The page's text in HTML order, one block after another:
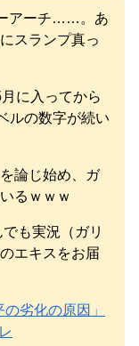
行くんやが何が
→まさかの結末
営会社の株式を
【窪田康志】
営会社の株式を
【窪田康志】
アーチ……。あ
スランプ真っ
に入ってから
ルの数字が続い
を論じ始め、ガ
るｗｗｗ
も実況（ガリ
エキスをお届
劣化の原因」